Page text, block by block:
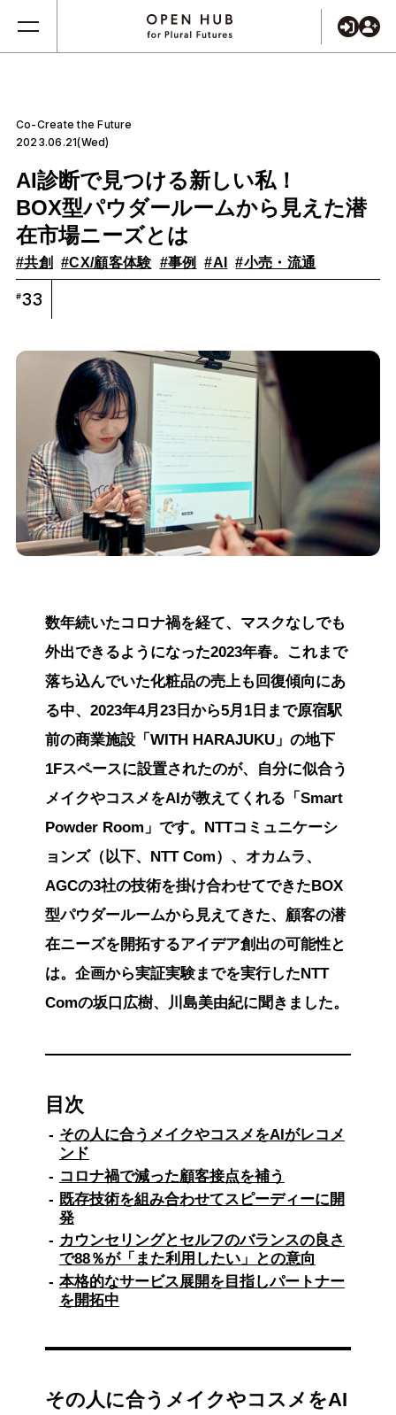
Co-Create the Future
2023.06.21(Wed)
AI診断で見つける新しい私！
BOX型パウダールームから見えた潜
在市場ニーズとは
#共創 #CX/顧客体験 #事例 #AI #小売・流通
#33
数年続いたコロナ禍を経て、マスクなしでも
外出できるようになった2023年春。これまで
落ち込んでいた化粧品の売上も回復傾向にあ
る中、2023年4月23日から5月1日まで原宿駅
前の商業施設「WITH HARAJUKU」の地下
1Fスペースに設置されたのが、自分に似合う
メイクやコスメをAIが教えてくれる「Smart
Powder Room」です。NTTコミュニケーシ
ョンズ（以下、NTT Com）、オカムラ、
AGCの3社の技術を掛け合わせてできたBOX
型パウダールームから見えてきた、顧客の潜
在ニーズを開拓するアイデア創出の可能性と
は。企画から実証実験までを実行したNTT
Comの坂口広樹、川島美由紀に聞きました。
目次
その人に合うメイクやコスメをAIがレコメ
ンド
コロナ禍で減った顧客接点を補う
既存技術を組み合わせてスピーディーに開
発
カウンセリングとセルフのバランスの良さ
で88％が「また利用したい」との意向
本格的なサービス展開を目指しパートナー
を開拓中
その人に合うメイクやコスメをAI